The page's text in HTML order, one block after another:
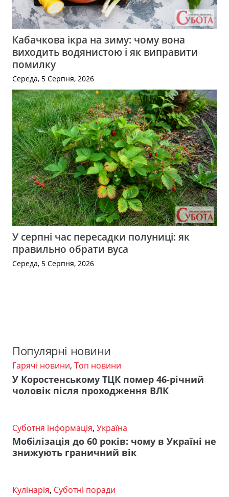
Кабачкова ікра на зиму: чому вона
виходить водянистою і як виправити
помилку
Середа, 5 Серпня, 2026
У серпні час пересадки полуниці: як
правильно обрати вуса
Середа, 5 Серпня, 2026
Популярні новини
Гарячі новини, Топ новини
У Коростенському ТЦК помер 46-річний
чоловік після проходження ВЛК
Суботня інформація, Україна
Мобілізація до 60 років: чому в Україні не
знижують граничний вік
Кулінарія, Суботні поради